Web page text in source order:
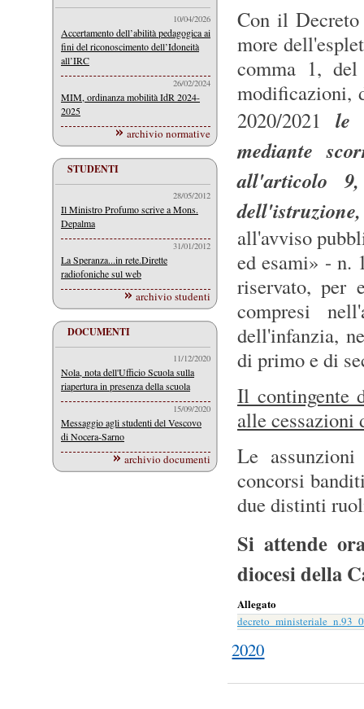
10/04/2026
Accertamento dell’abilità pedagogica ai
fini del riconoscimento dell’Idoneità
all’IRC
26/02/2024
MIM, ordinanza mobilità IdR 2024-
2025
archivio normative
STUDENTI
28/05/2012
Il Ministro Profumo scrive a Mons.
Depalma
31/01/2012
La Speranza...in rete.Dirette
radiofoniche sul web
archivio studenti
DOCUMENTI
11/12/2020
Nola, nota dell'Ufficio Scuola sulla
riapertura in presenza della scuola
15/09/2020
Messaggio agli studenti del Vescovo
di Nocera-Sarno
archivio documenti
Con il
more
comma 1,
modificazioni,
2020/2021 le
mediante
all'articolo
all'avviso
ed esami» - n.
riservato, per
compresi
dell'infanzia,
di primo e di
Il contingente
alle cessazioni
Le
concorsi
due distinti
Si attende
diocesi della
Allegato
2020